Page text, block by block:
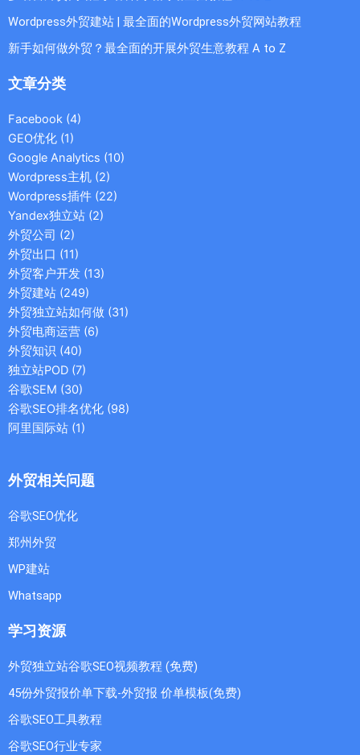
Wordpress外贸建站 | 最全面的Wordpress外贸网站教程
新手如何做外贸？最全面的开展外贸生意教程 A to Z
文章分类
Facebook (4)
GEO优化 (1)
Google Analytics (10)
Wordpress主机 (2)
Wordpress插件 (22)
Yandex独立站 (2)
外贸公司 (2)
外贸出口 (11)
外贸客户开发 (13)
外贸建站 (249)
外贸独立站如何做 (31)
外贸电商运营 (6)
外贸知识 (40)
独立站POD (7)
谷歌SEM (30)
谷歌SEO排名优化 (98)
阿里国际站 (1)
外贸相关问题
谷歌SEO优化
郑州外贸
WP建站
Whatsapp
学习资源
外贸独立站谷歌SEO视频教程 (免费)
45份外贸报价单下载-外贸报 价单模板(免费)
谷歌SEO工具教程
谷歌SEO行业专家